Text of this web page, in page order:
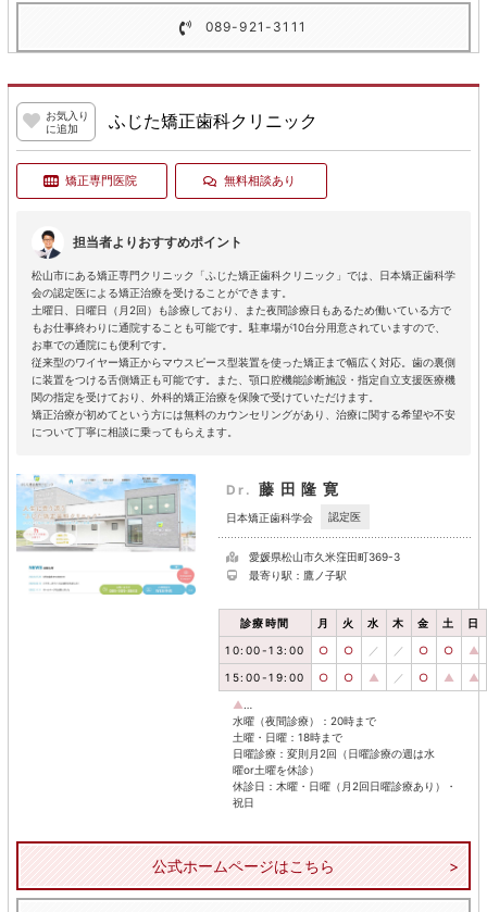
089-921-3111
お気入り
に追加
ふじた矯正歯科クリニック
矯正専門医院 無料相談あり
担当者よりおすすめポイント
松山市にある矯正専門クリニック「ふじた矯正歯科クリニック」では、日本矯正歯科学
会の認定医による矯正治療を受けることができます。
土曜日、日曜日（月2回）も診療しており、また夜間診療日もあるため働いている方で
もお仕事終わりに通院することも可能です。駐車場が10台分用意されていますので、
お車での通院にも便利です。
従来型のワイヤー矯正からマウスピース型装置を使った矯正まで幅広く対応。歯の裏側
に装置をつける舌側矯正も可能です。また、顎口腔機能診断施設・指定自立支援医療機
関の指定を受けており、外科的矯正治療を保険で受けていただけます。
矯正治療が初めてという方には無料のカウンセリングがあり、治療に関する希望や不安
について丁寧に相談に乗ってもらえます。
Dr. 藤田隆寛
日本矯正歯科学会 認定医
愛媛県松山市久米窪田町369-3
最寄り駅：鷹ノ子駅
診療時間 月 火 水 木 金 土 日
10:00-13:00 ○ ○ ／ ／ ○ ○ ▲
15:00-19:00 ○ ○ ▲ ／ ○ ▲ ▲
▲
水曜（夜間診療）：20時まで
土曜・日曜：18時まで
日曜診療：変則月2回（日曜診療の週は水
曜or土曜を休診）
休診日：木曜・日曜（月2回日曜診療あり）・
祝日
公式ホームページはこちら